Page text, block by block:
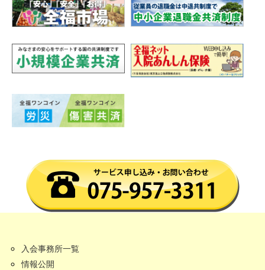
入会事務所一覧
情報公開